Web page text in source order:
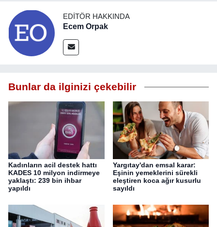
EDITÖR HAKKINDA
Ecem Orpak
Bunlar da ilginizi çekebilir
Kadınların acil destek hattı
KADES 10 milyon indirmeye
yaklaştı: 239 bin ihbar
yapıldı
Yargıtay'dan emsal karar:
Eşinin yemeklerini sürekli
eleştiren koca ağır kusurlu
sayıldı